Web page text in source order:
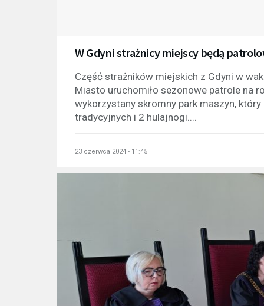
W Gdyni strażnicy miejscy będą
Część strażników miejskich z Gdyni w
Miasto uruchomiło sezonowe patrole na
wykorzystany skromny park maszyn,
tradycyjnych i 2 hulajnogi....
23 czerwca 2024 - 11:45